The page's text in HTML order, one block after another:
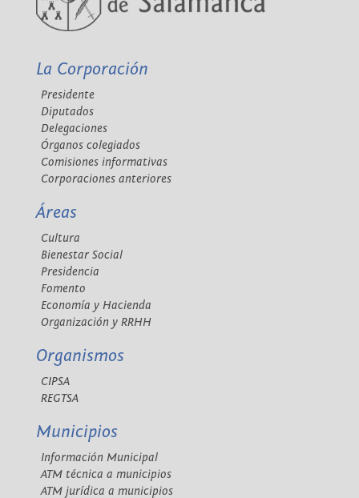
La Corporación
Presidente
Diputados
Delegaciones
Órganos colegiados
Comisiones informativas
Corporaciones anteriores
Áreas
Cultura
Bienestar Social
Presidencia
Fomento
Economía y Hacienda
Organización y RRHH
Organismos
CIPSA
REGTSA
Municipios
Información Municipal
ATM técnica a municipios
ATM jurídica a municipios